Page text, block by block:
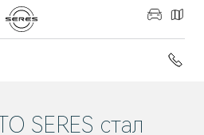
SERES стал